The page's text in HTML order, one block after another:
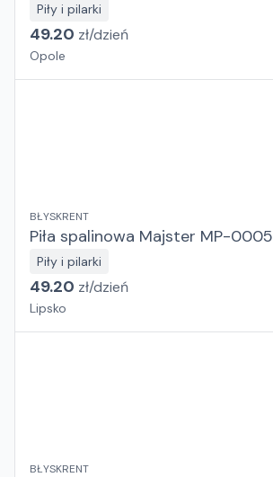
Piły i pilarki
49.20 zł/dzień
Opole
BŁYSKRENT
Piła spalinowa Majster MP-0005
Piły i pilarki
49.20 zł/dzień
Lipsko
BŁYSKRENT